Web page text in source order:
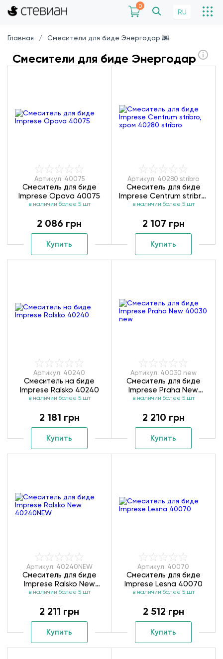
0
RU
Главная Смесители для биде Энергодар 🌆
Смесители для биде Энергодар
Артикул: 40075
Смеситель для биде
Imprese Opava 40075
в наличии более 5 шт
2 086 грн
Купить
Артикул: 40280 stribro
Смеситель для биде
Imprese Centrum stribro,
хром 40280 stribro
в наличии более 5 шт
2 107 грн
Купить
Артикул: 40240
Смеситель на биде
Imprese Ralsko 40240
в наличии более 5 шт
2 181 грн
Купить
Артикул: 40030 new
Смеситель для биде
Imprese Praha New
40030 new
в наличии более 5 шт
2 210 грн
Купить
Артикул: 40240NEW
Смеситель для биде
Imprese Ralsko New
40240NEW
в наличии более 5 шт
2 211 грн
Купить
Артикул: 40070
Смеситель для биде
Imprese Lesna 40070
в наличии более 5 шт
2 512 грн
Купить